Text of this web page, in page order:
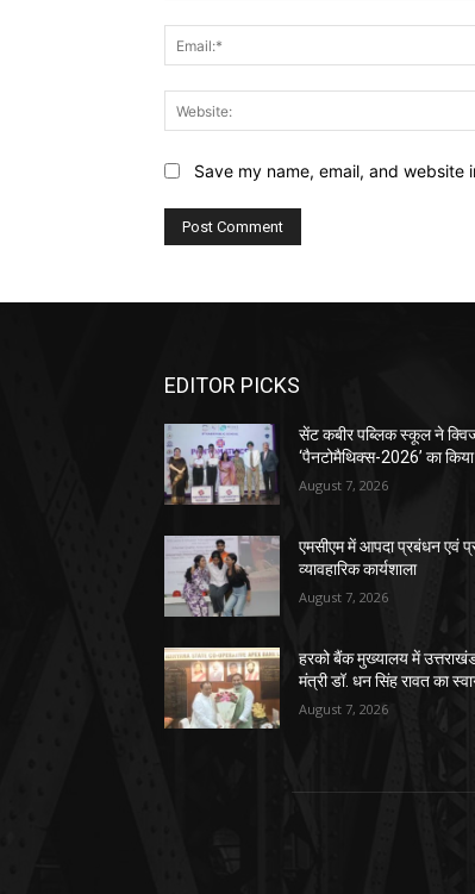
Save my name, email, and
EDITOR PICKS
सेंट कबीर पब्लिक स्कूल ने
‘पैनटोमैथिक्स-2026’ का
August 7, 2026
एमसीएम में आपदा प्रबंधन एवं
व्यावहारिक कार्यशाला
August 7, 2026
हरको बैंक मुख्यालय में
मंत्री डॉ. धन सिंह रावत का
August 7, 2026